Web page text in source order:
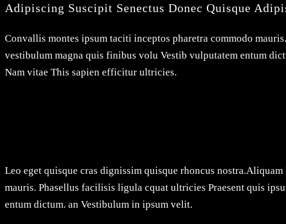
Adipiscing Suscipit Senectus Donec Quisque
Convallis montes ipsum taciti inceptos pharetra commodo
vestibulum magna quis finibus volu Vestib vulputatem entum
Nam vitae This sapien efficitur ultricies.
Leo eget quisque cras dignissim quisque rhoncus
mauris. Phasellus facilisis ligula cquat ultricies Praesent quis
entum dictum. an Vestibulum in ipsum velit.